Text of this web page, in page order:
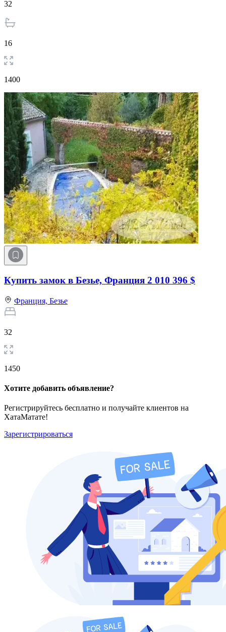
32
16
1400
Купить замок в Безье, Франция 2 010 396 $
Франция, Безье
32
1450
Хотите добавить объявление?
Регистрируйтесь бесплатно и получайте клиентов на
ХатаМатате!
Зарегистрироваться